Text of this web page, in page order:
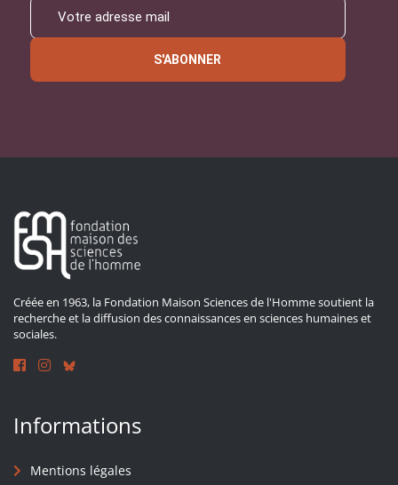
S'ABONNER
Créée en 1963, la Fondation Maison Sciences de l'Homme soutient la
recherche et la diffusion des connaissances en sciences humaines et
sociales.
Informations
Mentions légales